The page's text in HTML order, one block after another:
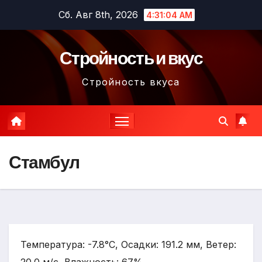
содержимому
Сб. Авг 8th, 2026 4:31:05 AM
Стройность и вкус
Стройность вкуса
Стамбул
Температура: -7.8°C, Осадки: 191.2 мм, Ветер: